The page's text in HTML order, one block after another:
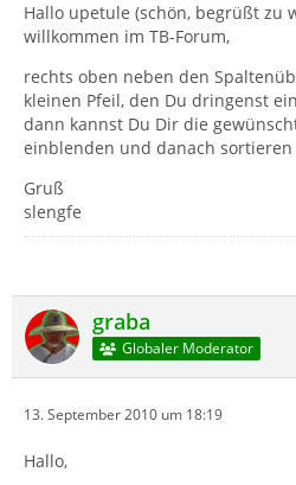
Hallo upetule (schön, begrüßt zu
willkommen im TB-Forum,
rechts oben neben den
kleinen Pfeil, den Du dringenst
dann kannst Du Dir die
einblenden und danach sortieren
Gruß
slengfe
graba
Globaler Moderator
13. September 2010 um 18:19
Hallo,